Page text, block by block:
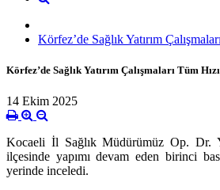
Körfez’de Sağlık Yatırım
Körfez’de Sağlık Yatırım Çalışmaları Tüm
14 Ekim 2025
Kocaeli İl Sağlık Müdürümüz Op. Dr.
ilçesinde yapımı devam eden birinci
yerinde inceledi.